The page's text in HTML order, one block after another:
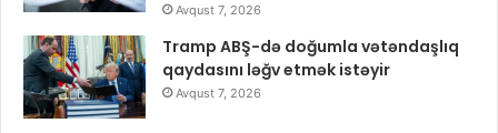
Avqust 7, 2026
Tramp ABŞ-də doğumla vətəndaşlıq
qaydasını ləğv etmək istəyir
Avqust 7, 2026